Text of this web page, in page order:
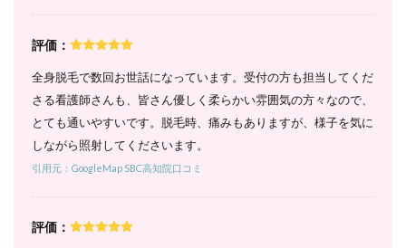
い人
短で
でき
る
6.3
3. 全
VIOコ
も一
評価：
全身脱毛で数回お世話になっています。受付の方も担当してくだ
さる看護師さんも、皆さん優しく柔らかい雰囲気の方々なので、
とても通いやすいです。脱毛時、痛みもありますが、様子を気に
しながら照射してくださいます。
引用元：GoogleMap SBC高知院口コミ
評価：